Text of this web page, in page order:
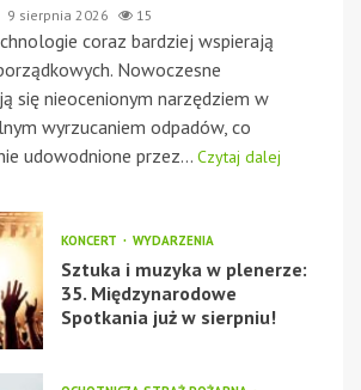
9 sierpnia 2026 15
coraz bardziej wspierają
Nowoczesne
się nieocenionym narzędziem w
wyrzucaniem odpadów, co
udowodnione przez... Czytaj dalej
KONCERT WYDARZENIA
Sztuka i muzyka w plenerze:
35. Międzynarodowe
Spotkania już w sierpniu!